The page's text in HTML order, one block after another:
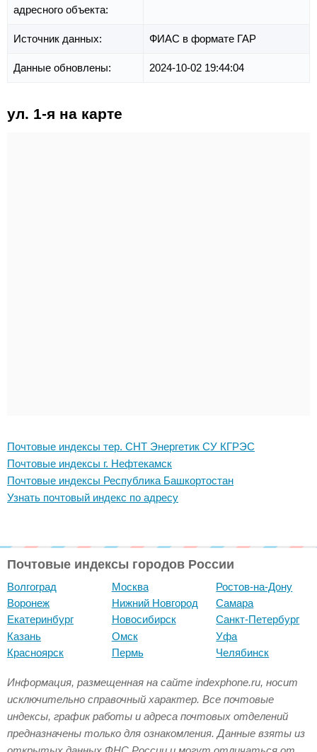
адресного объекта:
Источник данных: ФИАС в формате ГАР
Данные обновлены: 2024-10-02 19:44:04
ул. 1-я на карте
Почтовые индексы тер. СНТ Энергетик СУ КГРЭС
Почтовые индексы г. Нефтекамск
Почтовые индексы Республика Башкортостан
Узнать почтовый индекс по адресу
Почтовые индексы городов России
Волгоград
Воронеж
Екатеринбург
Казань
Красноярск
Москва
Нижний Новгород
Новосибирск
Омск
Пермь
Ростов-на-Дону
Самара
Санкт-Петербург
Уфа
Челябинск
Информация, размещенная на сайте indexphone.ru, носит
исключительно справочный характер. Все почтовые
индексы, график работы и адреса почтовых отделений
предназначены только для ознакомления. Данные взяты из